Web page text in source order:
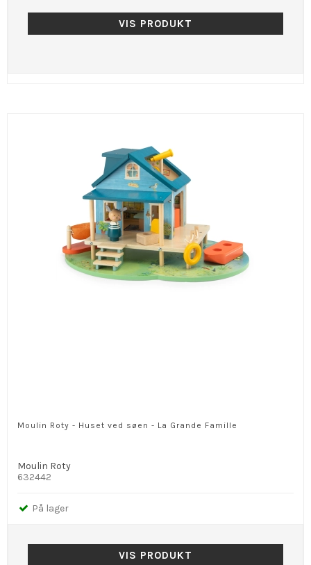
VIS PRODUKT
Moulin Roty - Huset ved søen - La Grande Famille
Moulin Roty
632442
På lager
VIS PRODUKT